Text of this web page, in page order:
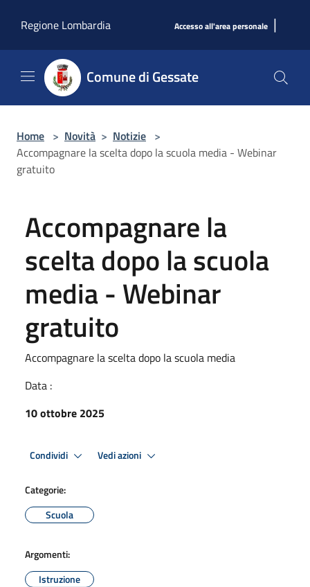
Regione Lombardia
Accesso all'area personale |
Comune di Gessate
Home > Novità > Notizie >
Accompagnare la scelta dopo la scuola media - Webinar
gratuito
Accompagnare la
scelta dopo la scuola
media - Webinar
gratuito
Accompagnare la scelta dopo la scuola media
Data :
10 ottobre 2025
Condividi Vedi azioni
Categorie:
Scuola
Argomenti:
Istruzione